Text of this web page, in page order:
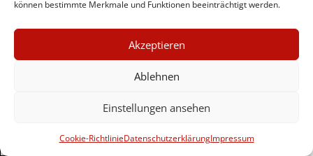
können bestimmte Merkmale und Funktionen beeinträchtigt werden.
Akzeptieren
Ablehnen
Einstellungen ansehen
Cookie-RichtlinieDatenschutzerklärungImpressum
policy.com/de/fulltext/58806
(12)
http://blogs.telegraph.co.uk/news/cristinaodone
/100260215/who-said-the-eu-is-useless-its-
helping-freedom-fighters-in-the-ukraine/
http://de.ria.ru/politics/20140131/267745400.ht
×